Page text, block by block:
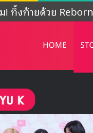
! ทิ้งท้ายด้วย
HOME